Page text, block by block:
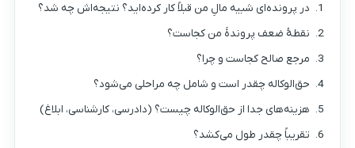
در پرونده‌ای شبیه مالِ من قبلاً کار کرده‌اید؟ نتیجه‌اش چه شد؟
نقطهٔ ضعف پروندهٔ من کجاست؟
مرجع صالح کجاست و چرا؟
حق‌الوکاله چقدر است و شامل چه مراحلی می‌شود؟
هزینه‌های جدا از حق‌الوکاله چیست؟ (دادرسی، کارشناسی، ابلاغ)
تقریباً چقدر طول می‌کشد؟